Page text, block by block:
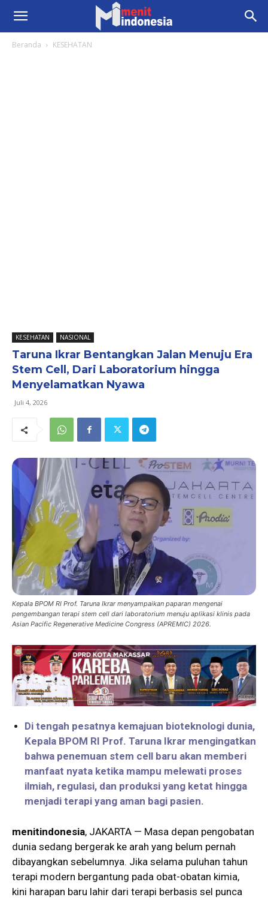
Beranda KESEHATAN
KESEHATAN NASIONAL
Taruna Ikrar Bentangkan Jalan Menuju Era
Stem Cell, Dari Laboratorium hingga
Menyelamatkan Nyawa
Juli 4, 2026
Kepala BPOM RI Prof. Taruna Ikrar menyampaikan paparan mengenai
pengembangan terapi stem cell dari laboratorium menuju aplikasi klinis pada
Asian Pacific Regenerative Medicine Congress (APREMIC) 2026.
Di tengah pesatnya kemajuan bioteknologi dunia,
Kepala BPOM RI Prof. Taruna Ikrar mengingatkan
bahwa penemuan stem cell baru akan memberi
manfaat nyata ketika mampu melewati proses
ilmiah, regulasi, dan produksi yang ketat hingga
menjadi terapi yang aman bagi pasien.
menitindonesia, JAKARTA — Masa depan pengobatan
dunia sedang bergerak ke arah yang belum pernah
dibayangkan sebelumnya. Jika selama puluhan tahun
terapi modern bergantung pada obat-obatan kimia,
kini harapan baru lahir dari terapi berbasis sel punca